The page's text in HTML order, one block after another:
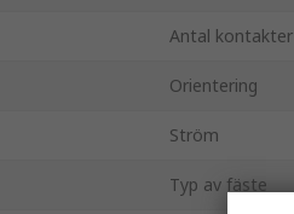
Antal kontakter
Orientering
Ström
Typ av fäste